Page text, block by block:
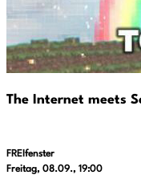
The Internet meets
FREIfenster
Freitag, 08.09., 19:00